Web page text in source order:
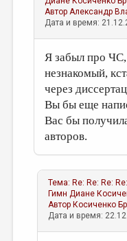
АвторАлександр
Дата и время:
Я забыл про ЧС,
незнакомый,
через
Вы бы еще
Вас бы
авторов.
Тема: Re: Re: Re:
Гимн Диане
Автор Косиченко Бр
Дата и время: